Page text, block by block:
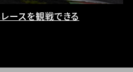
ースを観戦できる